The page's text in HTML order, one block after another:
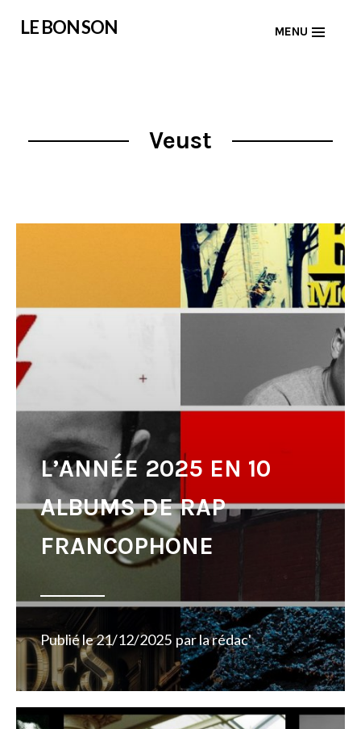
LE BON SON MENU
Veust
L’ANNÉE 2025 EN 10
ALBUMS DE RAP
FRANCOPHONE
Publié le21/12/2025 parla rédac'